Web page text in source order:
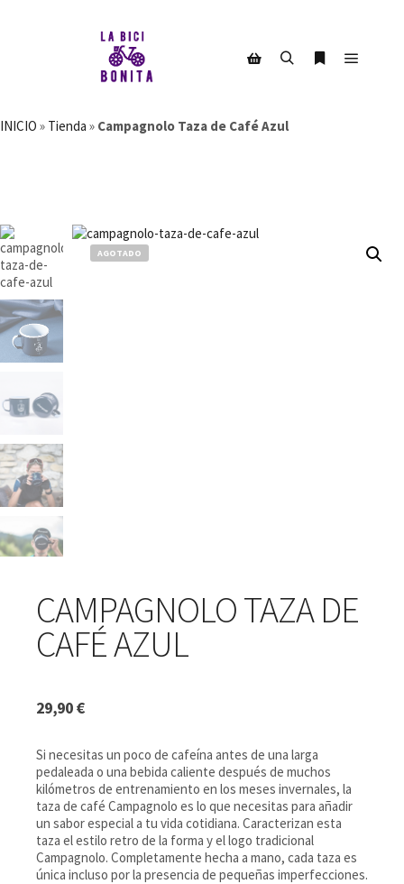
INICIO » Tienda » Campagnolo Taza de Café Azul
AGOTADO
CAMPAGNOLO TAZA DE
CAFÉ AZUL
29,90€
Si necesitas un poco de cafeína antes de una larga
pedaleada o una bebida caliente después de muchos
kilómetros de entrenamiento en los meses invernales, la
taza de café Campagnolo es lo que necesitas para añadir
un sabor especial a tu vida cotidiana. Caracterizan esta
taza el estilo retro de la forma y el logo tradicional
Campagnolo. Completamente hecha a mano, cada taza es
única incluso por la presencia de pequeñas imperfecciones.